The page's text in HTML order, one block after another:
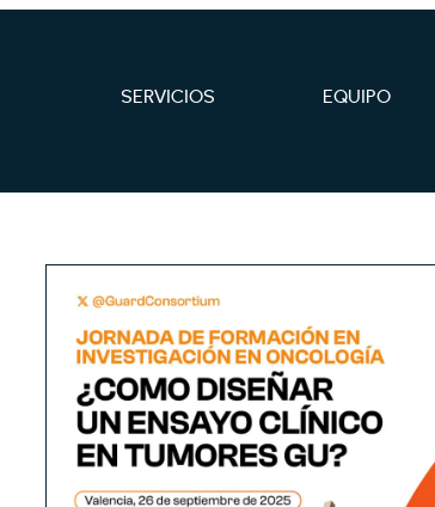
SERVICIOS EQUIPO